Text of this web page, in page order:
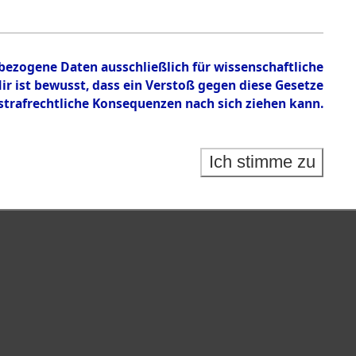
Daten ausschließlich für wissenschaftliche
bewusst, dass ein Verstoß gegen diese Gesetze
Konsequenzen nach sich ziehen kann.
Ich stimme zu